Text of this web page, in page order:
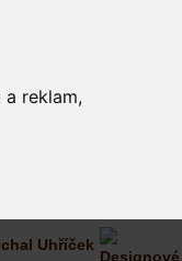
reklam,
Uhříček